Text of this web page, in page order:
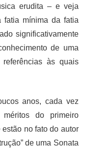
erudita – e veja
fatia mínima da fatia
significativamente
de uma
às quais
anos, cada vez
do primeiro
no fato do autor
de uma Sonata